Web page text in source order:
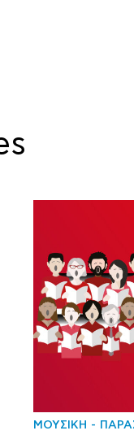
ΜΟΥΣΙΚΗ